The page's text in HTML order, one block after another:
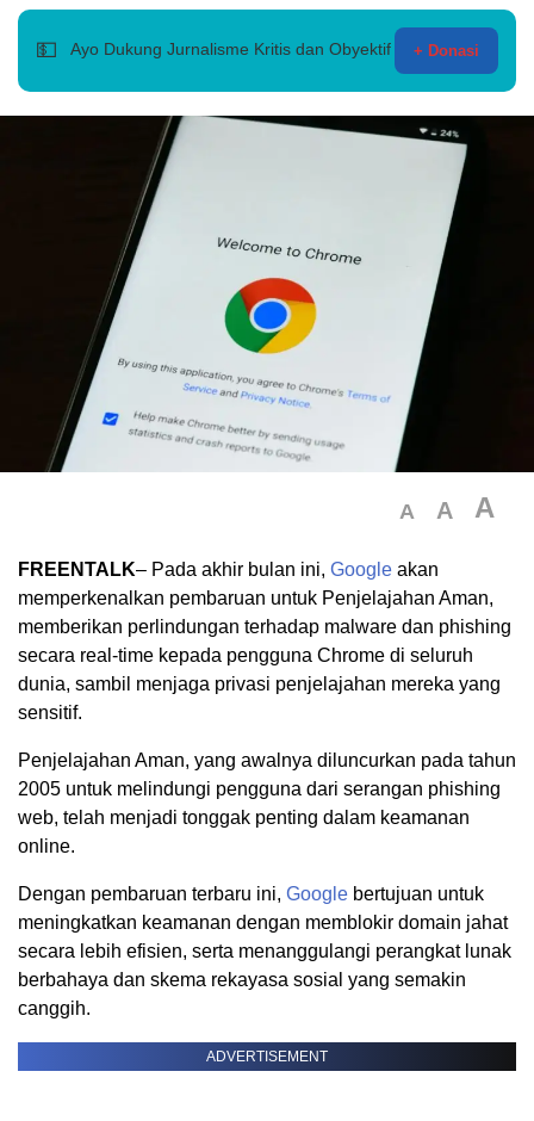
💵 Ayo Dukung Jurnalisme Kritis dan Obyektif + Donasi
A A A
FREENTALK– Pada akhir bulan ini, Google akan
memperkenalkan pembaruan untuk Penjelajahan Aman,
memberikan perlindungan terhadap malware dan phishing
secara real-time kepada pengguna Chrome di seluruh
dunia, sambil menjaga privasi penjelajahan mereka yang
sensitif.
Penjelajahan Aman, yang awalnya diluncurkan pada tahun
2005 untuk melindungi pengguna dari serangan phishing
web, telah menjadi tonggak penting dalam keamanan
online.
Dengan pembaruan terbaru ini, Google bertujuan untuk
meningkatkan keamanan dengan memblokir domain jahat
secara lebih efisien, serta menanggulangi perangkat lunak
berbahaya dan skema rekayasa sosial yang semakin
canggih.
ADVERTISEMENT